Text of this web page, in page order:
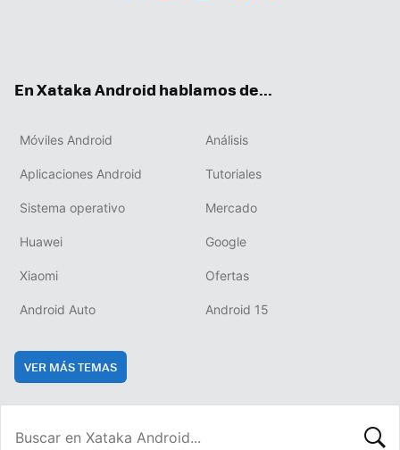
En Xataka Android hablamos de...
Móviles Android Análisis
Aplicaciones Android Tutoriales
Sistema operativo Mercado
Huawei Google
Xiaomi Ofertas
Android Auto Android 15
VER MÁS TEMAS